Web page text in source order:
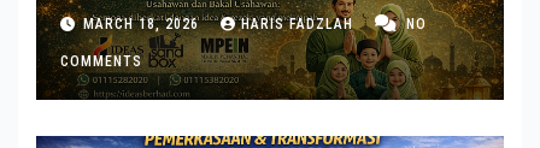
MARCH 18, 2026 HARIS FADZLAH NO
COMMENTS